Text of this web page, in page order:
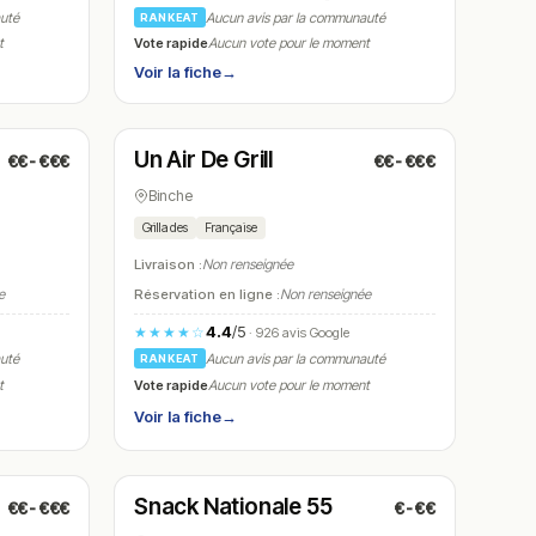
RANKEAT
Aucun avis par la communauté
Vote rapideAucun vote pour le moment
Voir la fiche→
€€-€€€ N° 23
Fermé(12:00 – 14:30, 18:00 – 22:30)
Un Air De Grill €€-€€€
Binche
Grillades Française
Livraison :Non renseignée
Réservation en ligne :Non renseignée
★★★★☆4.4/5 · 926 avis Google
RANKEAT
Aucun avis par la communauté
Vote rapideAucun vote pour le moment
Voir la fiche→
€€-€€€ N° 26
Fermé(11:30 – 14:00, 17:00 – 21:30)
Snack Nationale 55 €-€€